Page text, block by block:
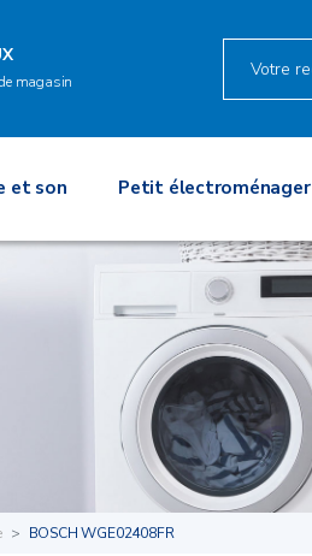
magasin
et son Petit électroménager
BOSCH WGE02408FR